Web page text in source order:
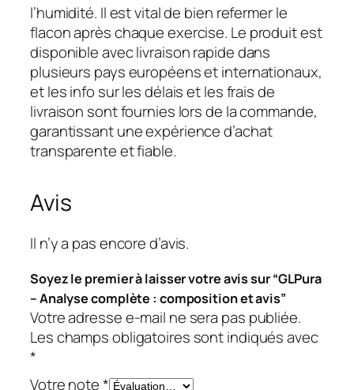
l’humidité. Il est vital de bien refermer le
flacon après chaque exercise. Le produit est
disponible avec livraison rapide dans
plusieurs pays européens et internationaux,
et les info sur les délais et les frais de
livraison sont fournies lors de la commande,
garantissant une expérience d’achat
transparente et fiable.
Avis
Il n’y a pas encore d’avis.
Soyez le premier à laisser votre avis sur “GLPura
– Analyse complète : composition et avis”
Votre adresse e-mail ne sera pas publiée.
Les champs obligatoires sont indiqués avec
*
Votre note*